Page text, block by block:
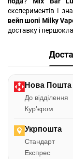
експериментів і
вейп шопі Milky
доставку і
Нова Пошта
До відділення
Курʼєром
Укрпошта
Стандарт
Експрес